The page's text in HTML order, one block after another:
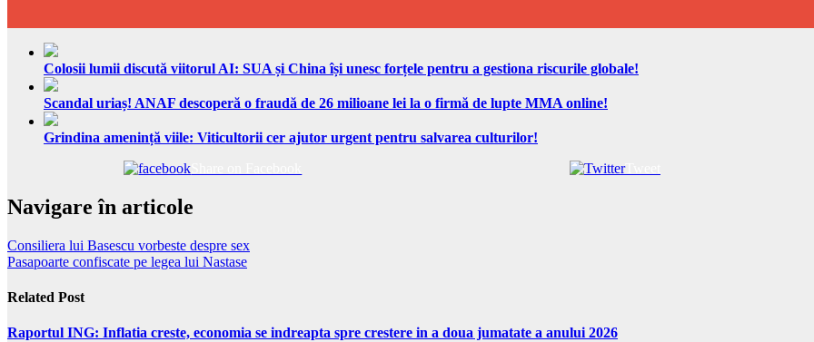
Colosii lumii discută viitorul AI: SUA și China își unesc forțele pentru a gestiona riscurile globale!
Scandal uriaș! ANAF descoperă o fraudă de 26 milioane lei la o firmă de lupte MMA online!
Grindina amenință viile: Viticultorii cer ajutor urgent pentru salvarea culturilor!
Tweet
Navigare în articole
Consiliera lui Basescu vorbeste despre sex
Pasapoarte confiscate pe legea lui Nastase
Related Post
Raportul ING: Inflatia creste, economia se indreapta spre crestere in a doua jumatate a anului 2026